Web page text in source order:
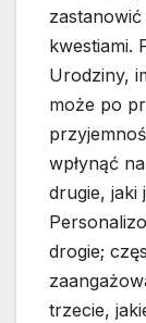
kwestiami.
Urodziny,
może po
wpłynąć
drugie, jaki
drogie;
trzecie,